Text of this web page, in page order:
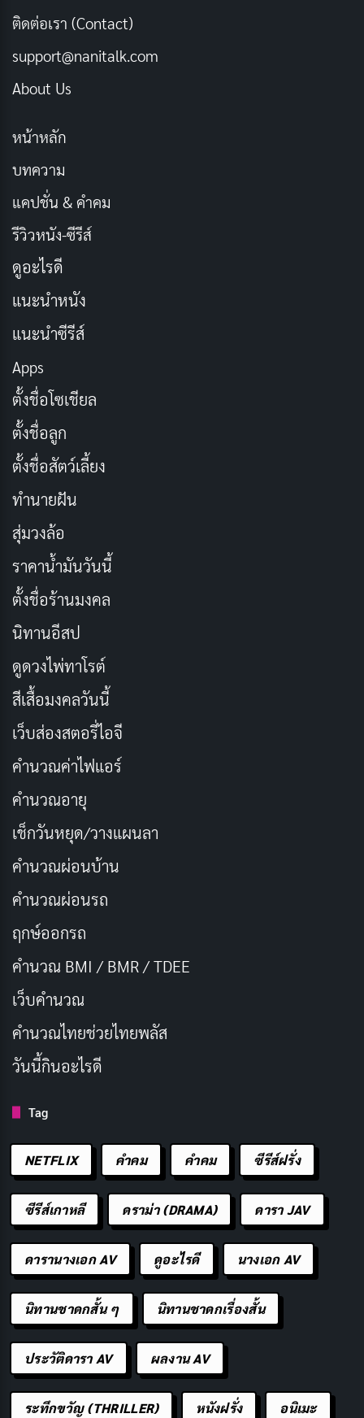
อย่างไรก็ตาม มิตรภาพของทั้งสองต้องสั่นคลอน เมื่อ
อุดมการณ์ที่แตกต่างกันเกี่ยวกับความสัมพันธ์ระหว่าง
มนุษย์และมนุษย์กลายพันธุ์เริ่มปรากฏขึ้น นำไปสู่การ
ประเภท: แอ็คชั่น, ผจญภัย, Sci-Fi ,หนังซูเปอร์ฮีโร่
วันที่เข้าฉาย: 2 มิถุนายน 2011
นักแสดงนำ: เจมส์ แม็คอะวอย, ไมเคิล ฟาสเบนเดอร์,
เจนนิเฟอร์ ลอว์เรนซ์
ผู้กำกับ: แมทธิว วอห์น
ความยาว: 2 ชั่วโมง 12 นาที
เรตติ้ง IMDb: 7.7/10
54. The Flash | เดอะ แฟลช (2023)
แบร์รี่ อัลเลน หรือ เดอะ แฟลช ฮีโร่ความเร็วแสง พยายาม
ย้อนเวลาเพื่อแก้ไขโศกนาฏกรรมในอดีตของครอบครัว แต่
การกระทำของเขากลับส่งผลกระทบต่อเส้นเวลา ทำให้เกิด
จักรวาลคู่ขนานที่ไม่คาดคิด
และซูเปอร์เกิร์ล (ซาช่า คาลล์) เพื่อหาทางแก้ไขความผิด
พลาดที่เขาสร้างขึ้น พร้อมกับเผชิญหน้ากับศัตรูสุดอันตราย
อย่างนายพลซ็อด
การเดินทางข้ามเวลาของแบร์รี่ ไม่เพียงแต่จะท้าทายพลัง
ความเร็วของเขา แต่ยังเป็นการทดสอบจิตใจและความเป็น
ฮีโร่ของเขาด้วย
ประเภท: แอ็คชั่น, ผจญภัย, แฟนตาซี
วันที่เข้าฉาย: 15 มิถุนายน 2023
นักแสดงนำ: เอซรา มิลเลอร์, ไมเคิล คีตัน, ซาช่า คา
ลล์,
ความยาว: 2 ชั่วโมง 24 นาที
เรตติ้ง IMDb: 7.2/10
ช่องทางการรับชม:
53. Shazam! (2019)
ติดต่อเรา (Contact)
support@nanitalk.com
About Us
หน้าหลัก
บทความ
แคปชั่น & คำคม
รีวิวหนัง-ซีรีส์
ดูอะไรดี
แนะนำหนัง
แนะนำซีรีส์
Apps
ตั้งชื่อโซเชียล
ตั้งชื่อลูก
ตั้งชื่อสัตว์เลี้ยง
ทำนายฝัน
สุ่มวงล้อ
ราคาน้ำมันวันนี้
ตั้งชื่อร้านมงคล
นิทานอีสป
ดูดวงไพ่ทาโรต์
สีเสื้อมงคลวันนี้
เว็บส่องสตอรี่ไอจี
คำนวณค่าไฟแอร์
คำนวณอายุ
เช็กวันหยุด/วางแผนลา
คำนวณผ่อนบ้าน
คำนวณผ่อนรถ
ฤกษ์ออกรถ
คำนวณ BMI / BMR / TDEE
เว็บคํานวณ
คํานวณไทยช่วยไทยพลัส
วันนี้กินอะไรดี
Tag
NETFLIX คำคม คําคม ซีรีส์ฝรั่ง
ซีรีส์เกาหลี ดราม่า (DRAMA) ดารา JAV
ดารานางเอก AV ดูอะไรดี นางเอก AV
นิทานชาดกสั้น ๆ นิทานชาดกเรื่องสั้น
ประวัติดารา AV ผลงาน AV
ระทึกขวัญ (THRILLER) หนังฝรั่ง อนิเมะ